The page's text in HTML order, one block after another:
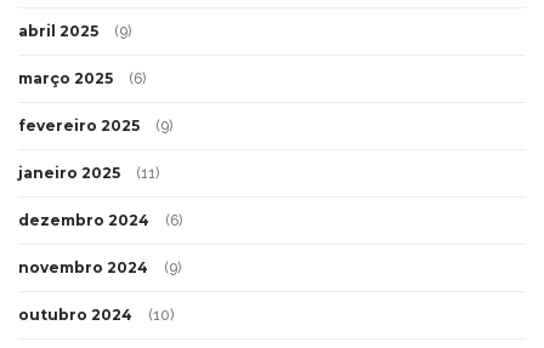
abril 2025 (9)
março 2025 (6)
fevereiro 2025 (9)
janeiro 2025 (11)
dezembro 2024 (6)
novembro 2024 (9)
outubro 2024 (10)